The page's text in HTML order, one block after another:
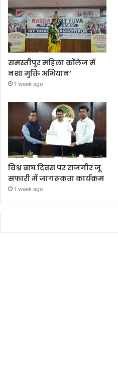
समस्तीपुर महिला कॉलेज में
नशा मुक्ति अभियान’
1 week ago
विश्व बाघ दिवस पर राजगीर जू
सफारी में जागरूकता कार्यक्रम
1 week ago